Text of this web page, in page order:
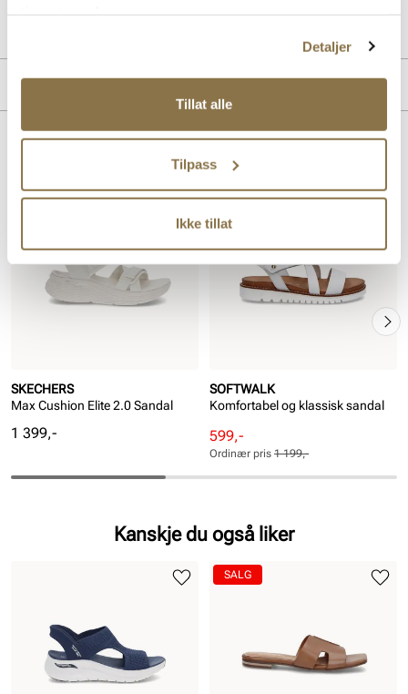
Detaljer
Tillat alle
Tilpass
Ikke tillat
Merke
Lignende produkter
SKECHERS
Max Cushion Elite 2.0 Sandal
Pris
1 399,-
SOFTWALK
Komfortabel og klassisk sandal
Rabattert
pris
Pris
599,-
Ordinær
pris
Pris
Ordinær pris 1 199,-
SALG
Kanskje du også liker
SALG